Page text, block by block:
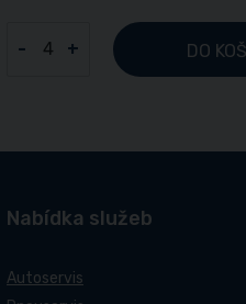
- + DO
Nabídka služeb
Autoservis